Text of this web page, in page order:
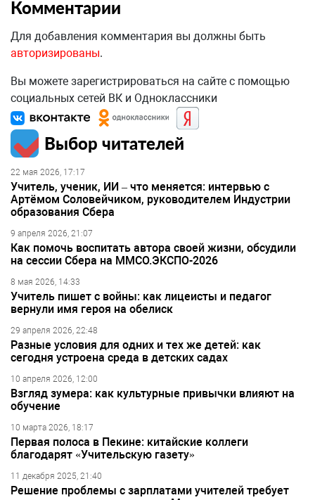
Комментарии
Для добавления комментария вы должны быть
авторизированы.
Вы можете зарегистрироваться на сайте с помощью
социальных сетей ВК и Одноклассники
Выбор читателей
22 мая 2026, 17:17
Учитель, ученик, ИИ – что меняется: интервью с
Артёмом Соловейчиком, руководителем Индустрии
образования Сбера
9 апреля 2026, 21:07
Как помочь воспитать автора своей жизни, обсудили
на сессии Сбера на ММСО.ЭКСПО-2026
8 мая 2026, 14:33
Учитель пишет с войны: как лицеисты и педагог
вернули имя героя на обелиск
29 апреля 2026, 22:48
Разные условия для одних и тех же детей: как
сегодня устроена среда в детских садах
10 апреля 2026, 12:00
Взгляд зумера: как культурные привычки влияют на
обучение
10 марта 2026, 18:17
Первая полоса в Пекине: китайские коллеги
благодарят «Учительскую газету»
11 декабря 2025, 21:40
Решение проблемы с зарплатами учителей требует